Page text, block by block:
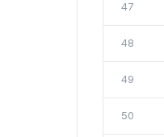
47
48
49
50